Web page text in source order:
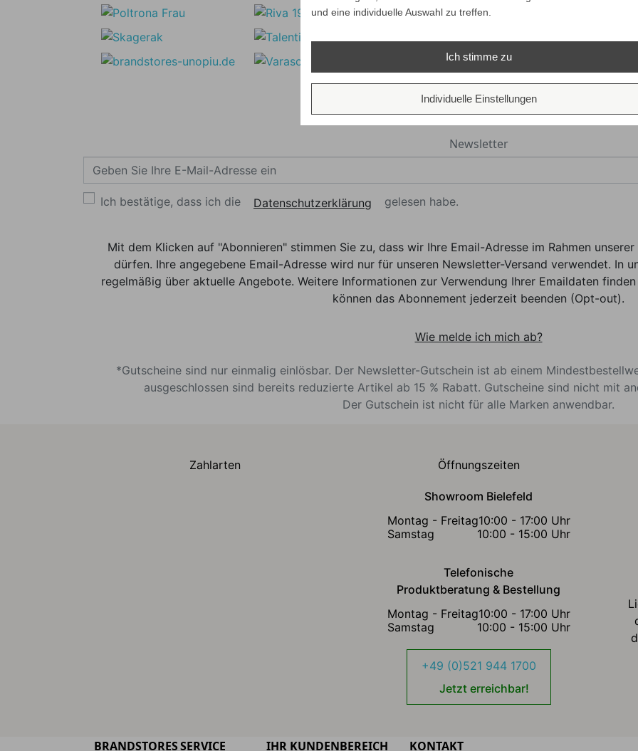
Newsletter
Ich bestätige, dass ich die Datenschutzerklärung gelesen habe.
Mit dem Klicken auf "Abonnieren" stimmen Sie zu, dass wir Ihre Email-Adresse im Rahmen
dürfen. Ihre angegebene Email-Adresse wird nur für unseren Newsletter-Versand verwendet. In
regelmäßig über aktuelle Angebote. Weitere Informationen zur Verwendung Ihrer Emaildaten
können das Abonnement jederzeit beenden (Opt-out).
Wie melde ich mich ab?
*Gutscheine sind nur einmalig einlösbar. Der Newsletter-Gutschein ist ab einem
ausgeschlossen sind bereits reduzierte Artikel ab 15 % Rabatt. Gutscheine sind nicht mit
Der Gutschein ist nicht für alle Marken anwendbar.
Zahlarten Öffnungszeiten
Showroom Bielefeld
Montag - Freitag10:00 - 17:00 Uhr
Samstag
10:00 - 15:00 Uhr
Telefonische
Produktberatung & Bestellung
Montag - Freitag10:00 - 17:00 Uhr
Samstag
10:00 - 15:00 Uhr
+49 (0)521 944 1700
Jetzt erreichbar!
BRANDSTORESSERVICE IHR KUNDENBEREICH KONTAKT
und eine individuelle Auswahl zu treffen.
Ich stimme zu
Individuelle Einstellungen